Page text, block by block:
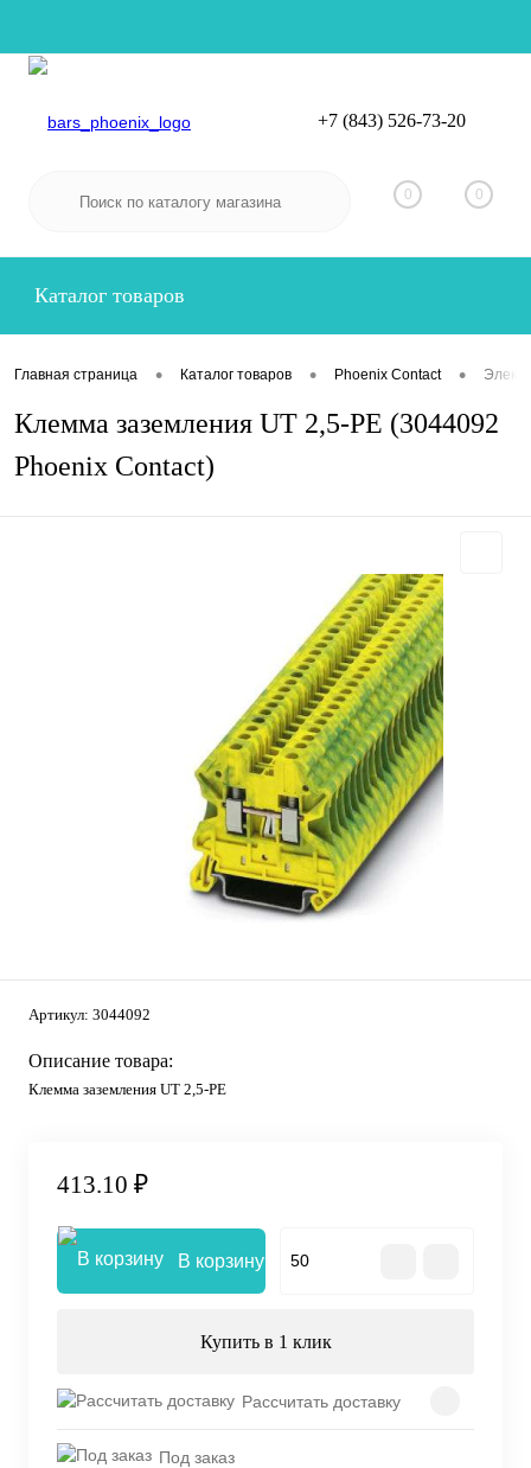
Вход
+7 (843) 526-73-20
0 0
Каталог товаров
Главная страница • Каталог товаров • Phoenix Contact •
Клемма заземления UT 2,5-PE (3044092
Phoenix Contact)
Артикул: 3044092
Описание товара:
Клемма заземления UT 2,5-PE
413.10 ₽
В корзину
Купить в 1 клик
Рассчитать доставку
Под заказ